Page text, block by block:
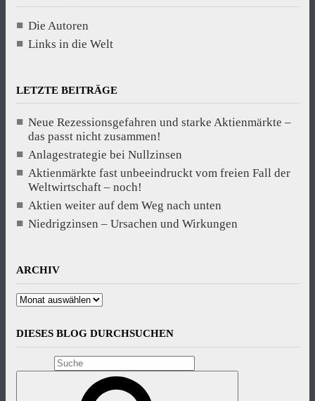
Die Autoren
Links in die Welt
LETZTE BEITRÄGE
Neue Rezessionsgefahren und starke Aktienmärkte –
das passt nicht zusammen!
Anlagestrategie bei Nullzinsen
Aktienmärkte fast unbeeindruckt vom freien Fall der
Weltwirtschaft – noch!
Aktien weiter auf dem Weg nach unten
Niedrigzinsen – Ursachen und Wirkungen
ARCHIV
Archiv
DIESES BLOG DURCHSUCHEN